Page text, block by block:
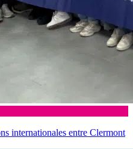
internationales entre Clermont